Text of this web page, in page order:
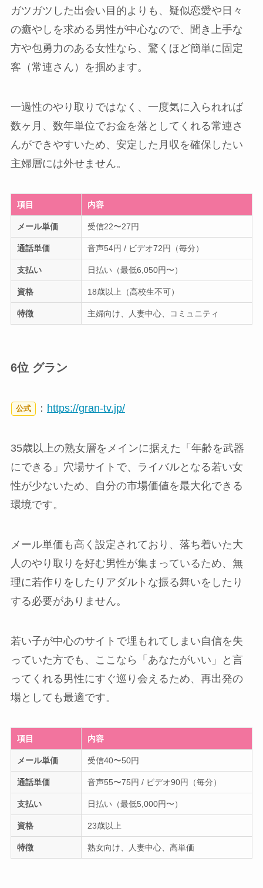
ガツガツした出会い目的よりも、疑似恋愛や日々
の癒やしを求める男性が中心なので、聞き上手な
方や包勇力のある女性なら、驚くほど簡単に固定
客（常連さん）を掴めます。
一過性のやり取りではなく、一度気に入られれば
数ヶ月、数年単位でお金を落としてくれる常連さ
んができやすいため、安定した月収を確保したい
主婦層には外せません。
項目 内容
メール単価 受信22〜27円
通話単価 音声54円 / ビデオ72円（毎分）
支払い 日払い（最低6,050円〜）
資格 18歳以上（高校生不可）
特徴 主婦向け、人妻中心、コミュニティ
6位 グラン
公式 ： https://gran-tv.jp/
35歳以上の熟女層をメインに据えた「年齢を武器
にできる」穴場サイトで、ライバルとなる若い女
性が少ないため、自分の市場価値を最大化できる
環境です。
メール単価も高く設定されており、落ち着いた大
人のやり取りを好む男性が集まっているため、無
理に若作りをしたりアダルトな振る舞いをしたり
する必要がありません。
若い子が中心のサイトで埋もれてしまい自信を失
っていた方でも、ここなら「あなたがいい」と言
ってくれる男性にすぐ巡り会えるため、再出発の
場としても最適です。
項目 内容
メール単価 受信40〜50円
通話単価 音声55〜75円 / ビデオ90円（毎分）
支払い 日払い（最低5,000円〜）
資格 23歳以上
特徴 熟女向け、人妻中心、高単価